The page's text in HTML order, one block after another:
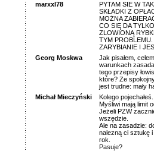
marxxl78
PYTAM SIE W
SKŁADKI Z
MOŻNA
CO SIĘ DA
ZLOWIONĄ
TYM
ZARYBIANIE I
Georg Moskwa
Jak pisałem,
warunkach
tego przepisy
które? Ze
jest trudne: mały
Michał Mieczyński
Kolego pojechałeś.
Myśliwi mają limit
Jeżeli PZW
wszędzie.
Ale na zasadzie:
nalezną ci sztukę i
rok.
Pasuje?